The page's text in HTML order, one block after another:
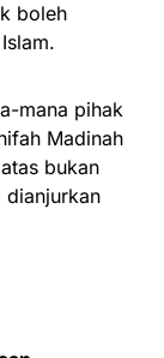
boleh
mana pihak
Madinah
bukan
dianjurkan